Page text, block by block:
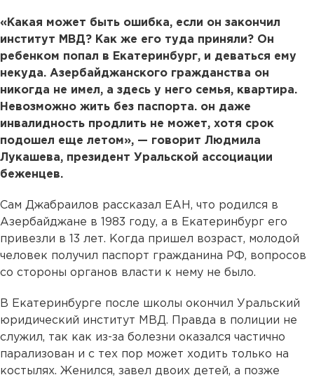
«Какая может быть ошибка, если он закончил
институт МВД? Как же его туда приняли? Он
ребенком попал в Екатеринбург, и деваться ему
некуда. Азербайджанского гражданства он
никогда не имел, а здесь у него семья, квартира.
Невозможно жить без паспорта. он даже
инвалидность продлить не может, хотя срок
подошел еще летом», — говорит Людмила
Лукашева, президент Уральской ассоциации
беженцев.
Сам Джабраилов рассказал ЕАН, что родился в
Азербайджане в 1983 году, а в Екатеринбург его
привезли в 13 лет. Когда пришел возраст, молодой
человек получил паспорт гражданина РФ, вопросов
со стороны органов власти к нему не было.
В Екатеринбурге после школы окончил Уральский
юридический институт МВД. Правда в полиции не
служил, так как из-за болезни оказался частично
парализован и с тех пор может ходить только на
костылях. Женился, завел двоих детей, а позже